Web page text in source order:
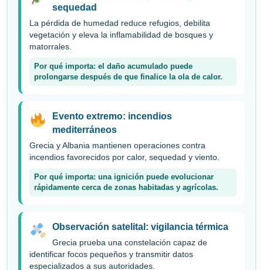
sequedad
La pérdida de humedad reduce refugios, debilita
vegetación y eleva la inflamabilidad de bosques y
matorrales.
Por qué importa: el daño acumulado puede
prolongarse después de que finalice la ola de calor.
Evento extremo: incendios
mediterráneos
Grecia y Albania mantienen operaciones contra
incendios favorecidos por calor, sequedad y viento.
Por qué importa: una ignición puede evolucionar
rápidamente cerca de zonas habitadas y agrícolas.
Observación satelital: vigilancia térmica
Grecia prueba una constelación capaz de
identificar focos pequeños y transmitir datos
especializados a sus autoridades.